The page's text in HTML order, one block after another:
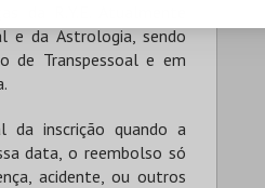
da R.Y.E. Atualmente
e da Astrologia, sendo
de Transpessoal e em
da inscrição quando a
data, o reembolso só
acidente, ou outros